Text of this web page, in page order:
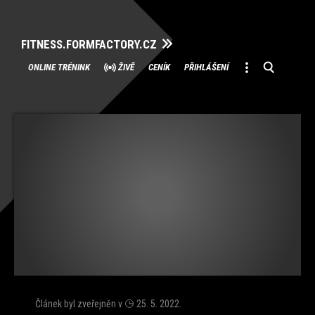
FITNESS.FORMFACTORY.CZ
Přeskočit
na
ONLINE TRÉNINK ŽIVĚ CENÍK PŘIHLÁŠENÍ
Článek byl zveřejněn v 25. 5. 2022